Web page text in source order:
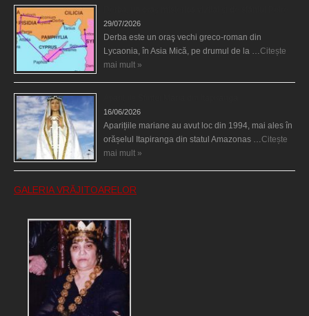
29/07/2026
Derba este un oraş vechi greco-roman din
Lycaonia, în Asia Mică, pe drumul de la …Citește
mai mult »
16/06/2026
Aparițiile mariane au avut loc din 1994, mai ales în
orășelul Itapiranga din statul Amazonas …Citește
mai mult »
GALERIA VRĂJITOARELOR